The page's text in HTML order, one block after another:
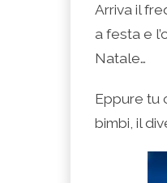
finestra)
Arriva il
a festa e
Natale…
Eppure tu
bimbi, il